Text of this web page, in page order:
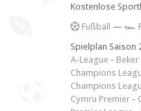
Kostenlose
Fußball — 🏎️
Spielplan Saison
A-League - Beker
Champions
Champions
Cymru Premier -